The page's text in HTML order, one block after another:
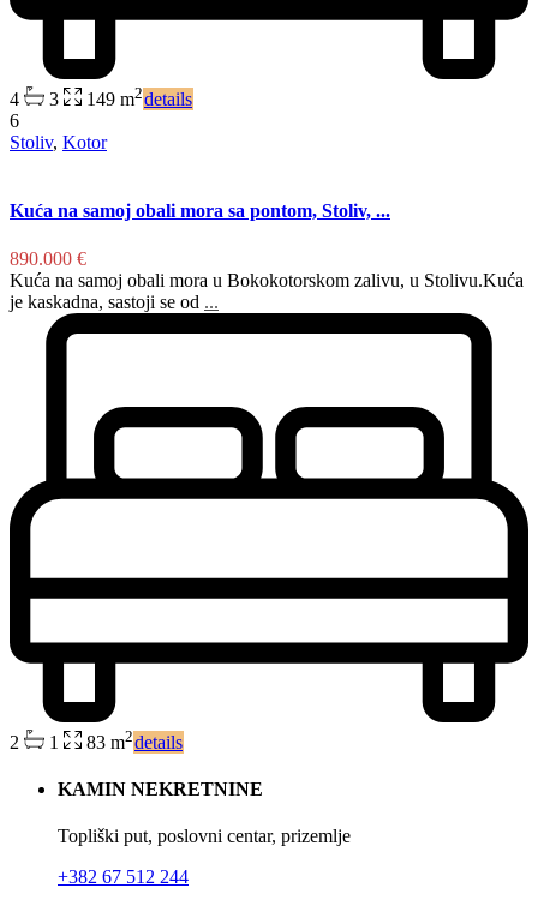
4 3 149 m2details
6
Stoliv, Kotor
Kuća na samoj obali mora sa pontom, Stoliv, ...
890.000 €
Kuća na samoj obali mora u Bokokotorskom zalivu, u Stolivu.Kuća
je kaskadna, sastoji se od ...
2 1 83 m2details
KAMIN NEKRETNINE
Topliški put, poslovni centar, prizemlje
+382 67 512 244